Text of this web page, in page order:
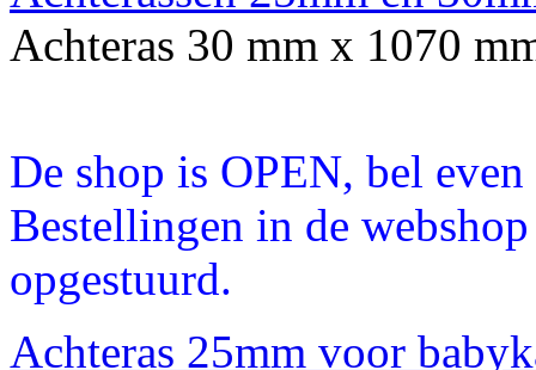
Achteras 30 mm x 1070
De shop is OPEN, bel
Bestellingen in de
opgestuurd.
Achteras 25mm voor